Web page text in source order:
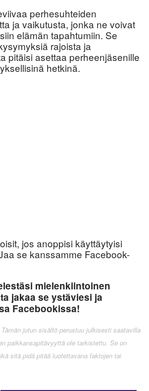
perhesuhteiden
ja vaikutusta, jonka ne voivat
elämän tapahtumiin. Se
rajoista ja
pitäisi asettaa perheenjäsenille
hetkinä.
jos anoppisi käyttäytyisi
se kanssamme Facebook-
mielenkiintoinen
jakaa se ystäviesi ja
Facebookissa!
jutun sisältö perustuu julkisesti saatavilla
paikkansapitävyyttä ole tarkistettu. Se on
sitä pidä pitää luotettavana faktojen tai